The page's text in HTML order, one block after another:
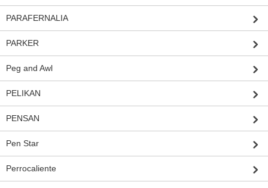
PARAFERNALIA
PARKER
Peg and Awl
PELIKAN
PENSAN
Pen Star
Perrocaliente